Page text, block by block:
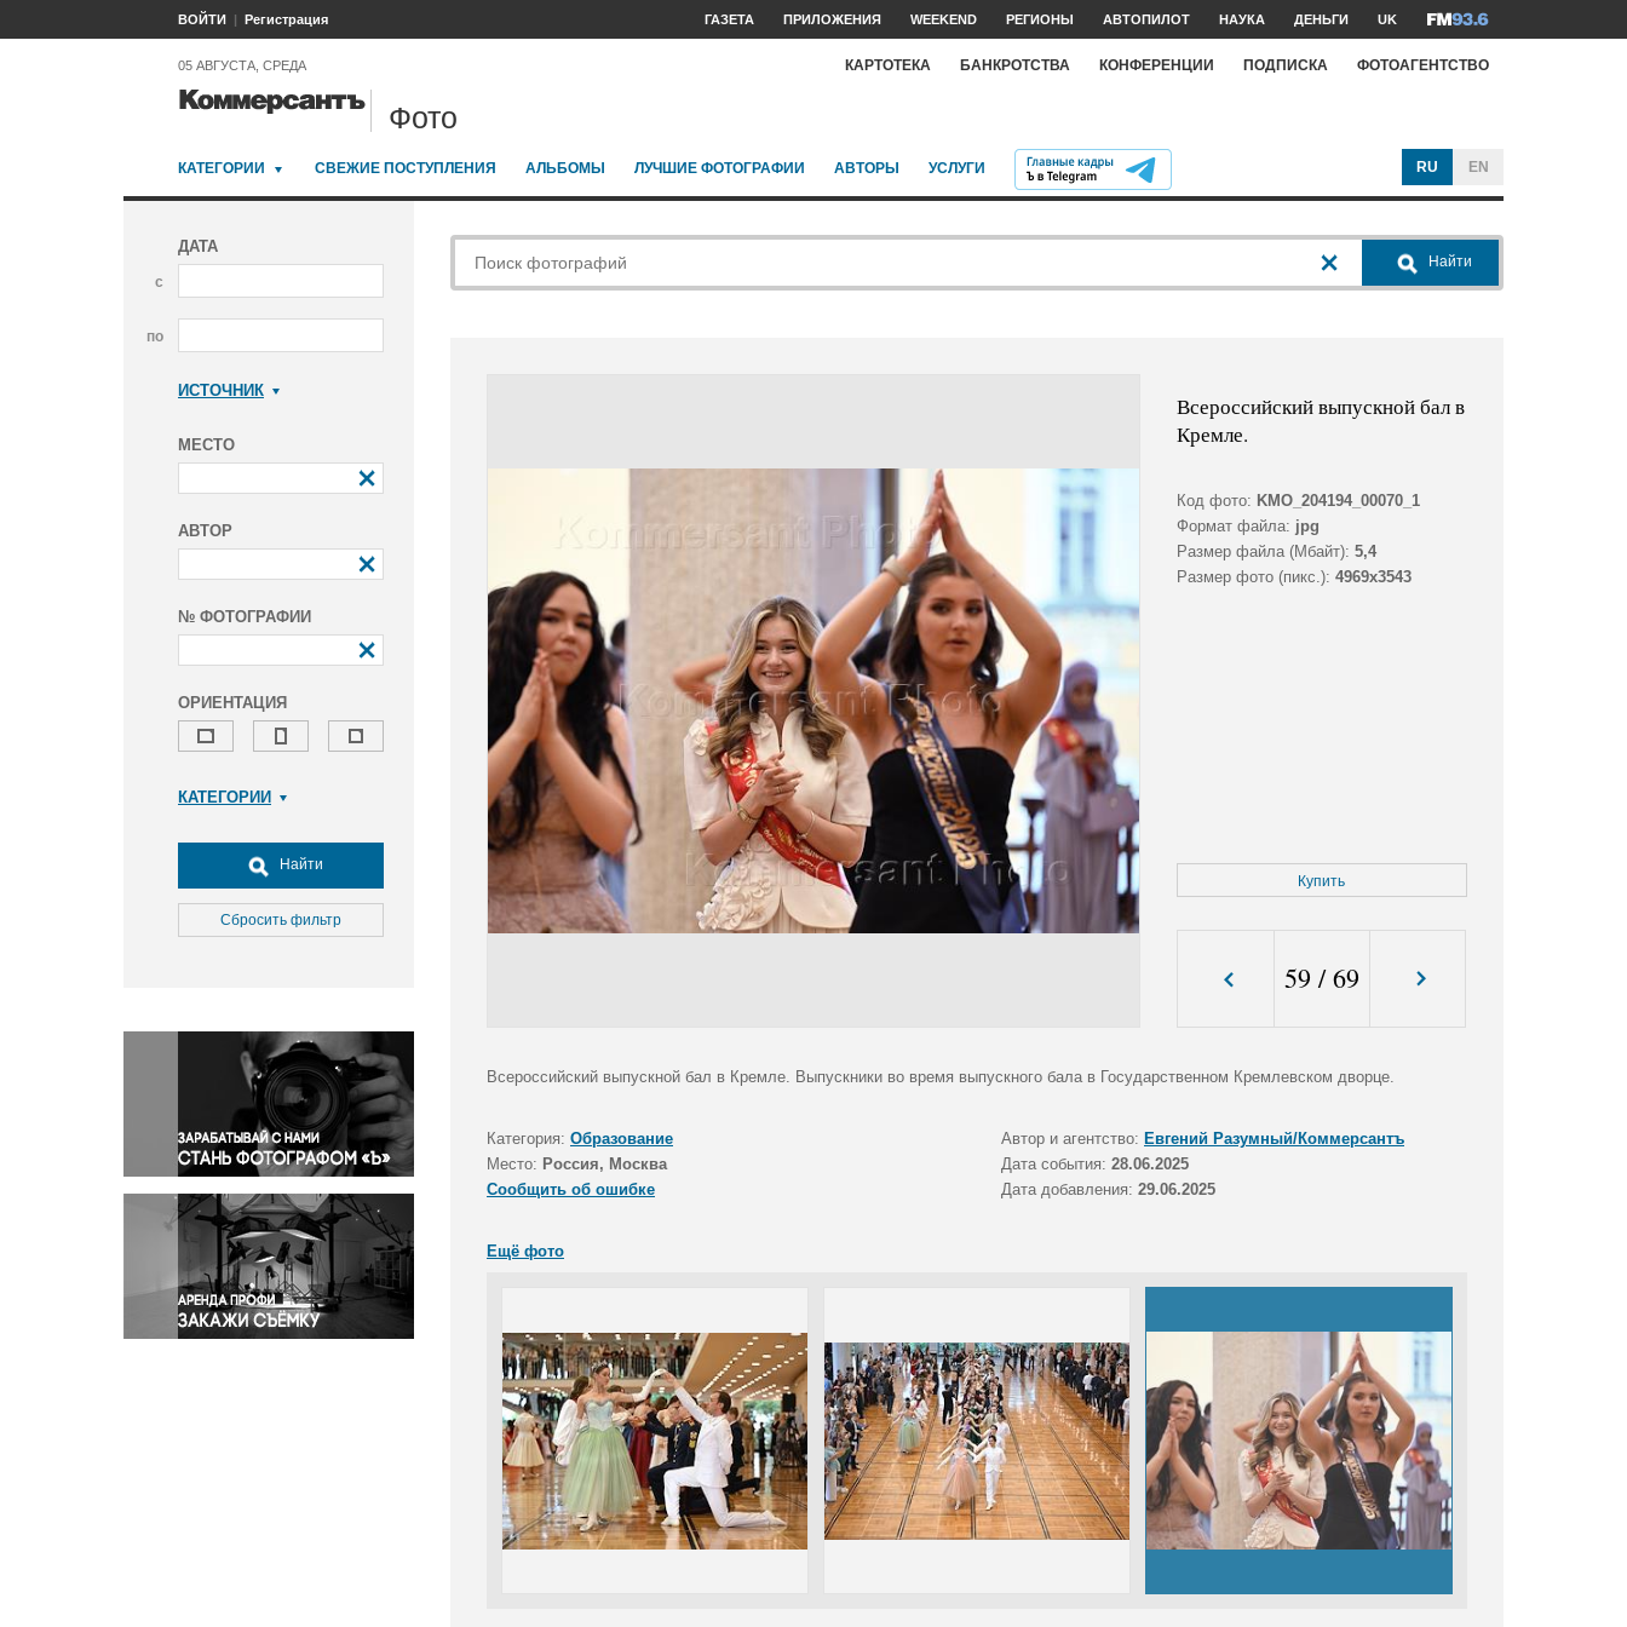
ВОЙТИ Регистрация ГАЗЕТА ПРИЛОЖЕНИЯ WEEKEND РЕГИОНЫ АВТОПИЛОТ НАУКА ДЕНЬГИ UK
05 АВГУСТА, СРЕДА КАРТОТЕКА БАНКРОТСТВА КОНФЕРЕНЦИИ ПОДПИСКА ФОТОАГЕНТСТВО
Фото
КАТЕГОРИИ СВЕЖИЕ ПОСТУПЛЕНИЯ АЛЬБОМЫ ЛУЧШИЕ ФОТОГРАФИИ АВТОРЫ УСЛУГИ RU EN
ДАТА
с
по
ИСТОЧНИК
МЕСТО
АВТОР
№ ФОТОГРАФИИ
ОРИЕНТАЦИЯ
КАТЕГОРИИ
Досуг, туризм и отдых
Культура
Медицина
Окружающая среда
Политика
Правосудие
Происшествия и конфликты
Религия
Светская жизнь
Спорт
Экология
Экономика и бизнес
Найти
Сбросить фильтр
Найти
Всероссийский выпускной бал в
Кремле.
Код фото: KMO_204194_00070_1
Формат файла: jpg
Размер файла (Мбайт): 5,4
Размер фото (пикс.): 4969x3543
Купить
59 /69
Всероссийский выпускной бал в Кремле. Выпускники во время выпускного бала в Государственном Кремлевском дворце.
Категория: Образование Автор и агентство: Евгений Разумный/Коммерсантъ
Место: Россия, Москва Дата события: 28.06.2025
Сообщить об ошибке
Дата добавления: 29.06.2025
Ещё фото